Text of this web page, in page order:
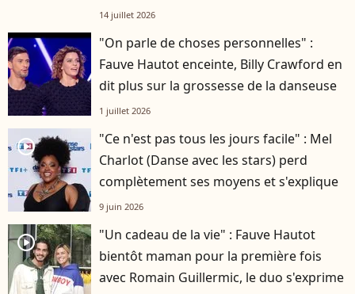
14 juillet 2026
"On parle de choses personnelles" :
Fauve Hautot enceinte, Billy Crawford en
dit plus sur la grossesse de la danseuse
1 juillet 2026
player2
"Ce n'est pas tous les jours facile" : Mel
Charlot (Danse avec les stars) perd
complètement ses moyens et s'explique
9 juin 2026
player2
"Un cadeau de la vie" : Fauve Hautot
bientôt maman pour la première fois
avec Romain Guillermic, le duo s'exprime